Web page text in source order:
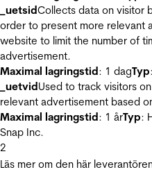
_uetsidCollects data on visitor
order to present more relevant
website to limit the number of
advertisement.
Maximal lagringstid: 1 dagTyp
_uetvidUsed to track visitors
relevant advertisement based
Maximal lagringstid: 1 årTyp:
Snap Inc.
2
Läs mer om den här